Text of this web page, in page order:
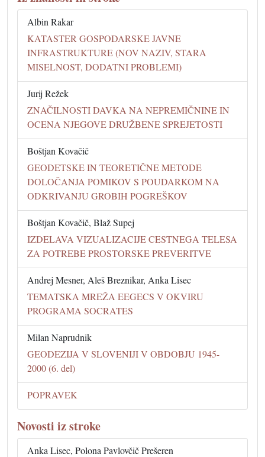
Albin Rakar
KATASTER GOSPODARSKE JAVNE
INFRASTRUKTURE (NOV NAZIV, STARA
MISELNOST, DODATNI PROBLEMI)
Jurij Režek
ZNAČILNOSTI DAVKA NA NEPREMIČNINE IN
OCENA NJEGOVE DRUŽBENE SPREJETOSTI
Boštjan Kovačič
GEODETSKE IN TEORETIČNE METODE
DOLOČANJA POMIKOV S POUDARKOM NA
ODKRIVANJU GROBIH POGREŠKOV
Boštjan Kovačič, Blaž Supej
IZDELAVA VIZUALIZACIJE CESTNEGA TELESA
ZA POTREBE PROSTORSKE PREVERITVE
Andrej Mesner, Aleš Breznikar, Anka Lisec
TEMATSKA MREŽA EEGECS V OKVIRU
PROGRAMA SOCRATES
Milan Naprudnik
GEODEZIJA V SLOVENIJI V OBDOBJU 1945-
2000 (6. del)
POPRAVEK
Novosti iz stroke
Anka Lisec, Polona Pavlovčič Prešeren